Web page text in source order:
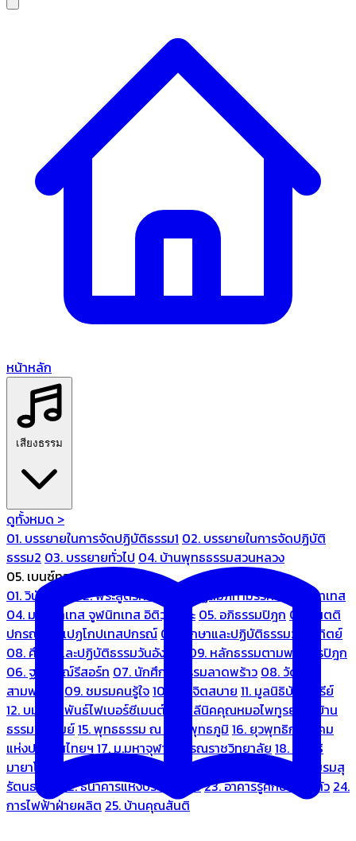
หน้าหลัก
เสียงธรรม
ดูทั้งหมด >
01. บรรยายในการจัดปฏิบัติธรรม1 02. บรรยายในการจัดปฏิบัติ
ธรรม2 03. บรรยายทั่วไป 04. บ้านพุทธธรรมสวนหลวง
05. เบนซ์ทองหล่อ
01. วินัยปิฎก
02. พระสูตรศึกษา
03. ปฏิสัมภิทามรรคและจูฬนิทเทส
04. มหานิทเทส จูฬนิทเทส อิติวุตตกะ 05. อภิธรรมปิฎก 06. เนตติ
ปกรณ์ และเปฏโกปเทสปกรณ์ 07. ศึกษาและปฏิบัติธรรมวันอาทิตย์
08. ศึกษาและปฏิบัติธรรมวันอังคาร
09. หลักธรรมตามพระไตรปิฎก
06. ฐณิชาฌ์รีสอร์ท 07. นักศึกษาธรรมลาดพร้าว 08. วัด
สามพระยา
09. ชมรมคนรู้ใจ10. บ้านจิตสบาย 11. มูลนิธิบ้านอารีย์
12. บมจ.มหพันธ์ไฟเบอร์ซีเมนต์
13. คลีนิคคุณหมอไพทูรย์
14. บ้าน
ธรรมะรื่นรมย์15. พุทธธรรม ณ แดนพุทธภูมิ 16. ยุวพุทธิกสมาคม
แห่งประเทศไทยฯ 17. ม.มหาจุฬาลงกรณราชวิทยาลัย 18. มูลนิธิ
มายาโคตมี
19. ariya wellness center
21. ชมรมสุ
รัตนธรรม
22. ธนาคารแห่งประเทศไทย23. อาคารรู้ศึกษารู้สึกตัว 24.
การไฟฟ้าฝ่ายผลิต 25. บ้านคุณสันติ